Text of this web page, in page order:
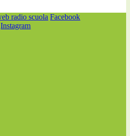
Facebook
Instagram